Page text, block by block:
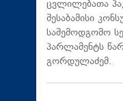
ცვლილებათა
შესაბამისი
საშემოდგომო
პარლამენტს
გორდულაძემ.